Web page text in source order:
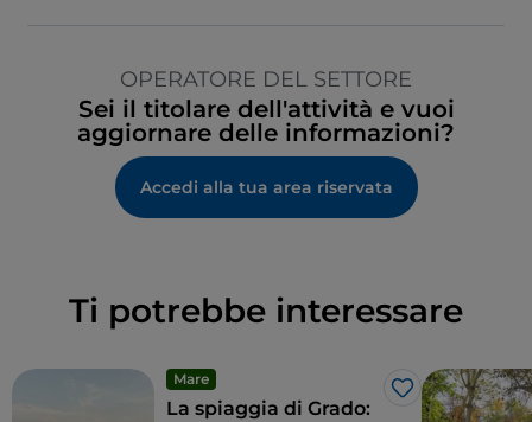
OPERATORE DEL SETTORE
Sei il titolare dell'attività e vuoi
aggiornare delle informazioni?
Accedi alla tua area riservata
Ti potrebbe interessare
Mare
Like
La spiaggia di Grado: